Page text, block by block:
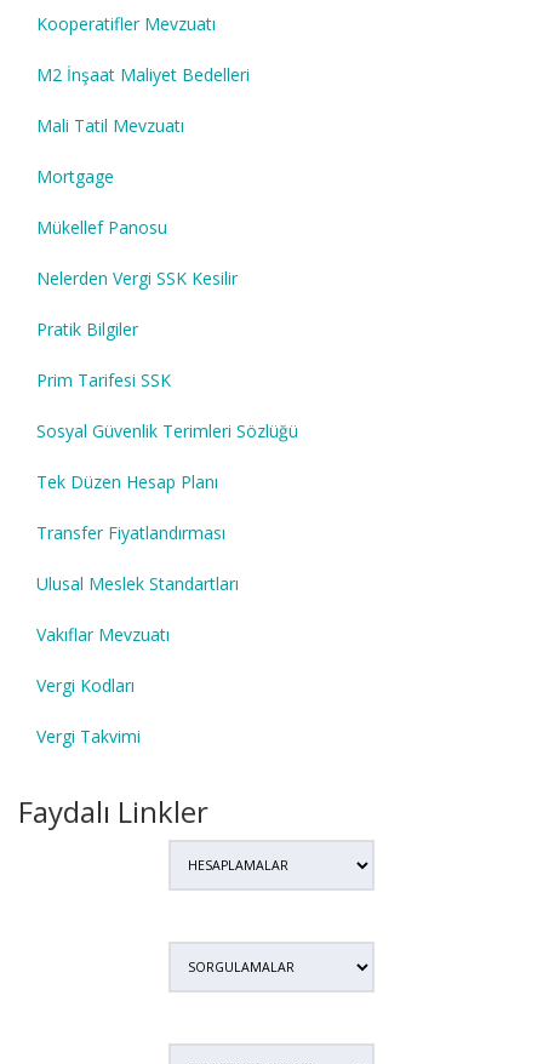
Kooperatifler Mevzuatı
M2 İnşaat Maliyet Bedelleri
Mali Tatil Mevzuatı
Mortgage
Mükellef Panosu
Nelerden Vergi SSK Kesilir
Pratik Bilgiler
Prim Tarifesi SSK
Sosyal Güvenlik Terimleri Sözlüğü
Tek Düzen Hesap Planı
Transfer Fiyatlandırması
Ulusal Meslek Standartları
Vakıflar Mevzuatı
Vergi Kodları
Vergi Takvimi
Faydalı Linkler